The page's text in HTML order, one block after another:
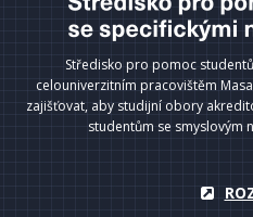
Středisko pro pomoc
celouniverzitním pracovištěm
zajišťovat, aby studijní obory
studentům se smyslovým